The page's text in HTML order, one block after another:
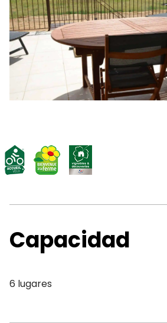
Capacidad
6 lugares